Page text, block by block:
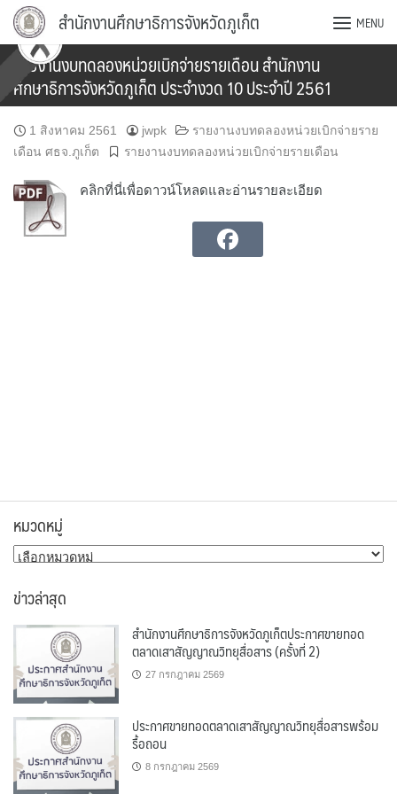
Skip
content
สำนักงานศึกษาธิการจังหวัดภูเก็ต MENU
รายงานงบทดลองหน่วยเบิกจ่ายรายเดือน สำนักงาน
ศึกษาธิการจังหวัดภูเก็ต ประจำงวด 10 ประจำปี 2561
1 สิงหาคม 2561 jwpk
รายงานงบทดลองหน่วยเบิกจ่ายราย
เดือน ศธจ.ภูเก็ต
รายงานงบทดลองหน่วยเบิกจ่ายรายเดือน
คลิกที่นี่เพื่อดาวน์โหลดและอ่านรายละเอียด
หมวดหมู่
หมวด
ข่าวล่าสุด
สำนักงานศึกษาธิการจังหวัดภูเก็ตประกาศขายทอด
ตลาดเสาสัญญาณวิทยุสื่อสาร (ครั้งที่ 2)
27 กรกฎาคม 2569
ประกาศขายทอดตลาดเสาสัญญาณวิทยุสื่อสารพร้อม
รื้อถอน
8 กรกฎาคม 2569